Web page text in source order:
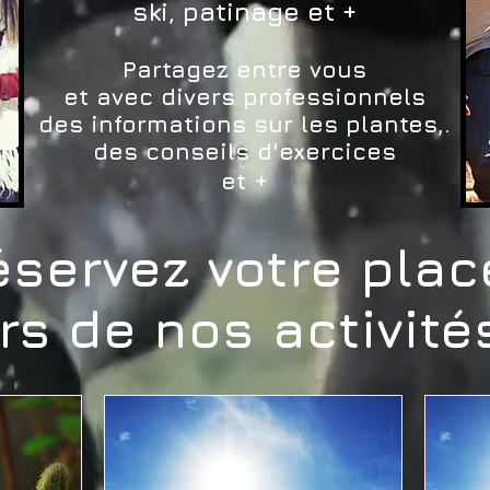
ski, patinage et +
Partagez entre vous
et avec divers professionnels
des informations sur les plantes,.
des conseils d'exercices
et +
votre
de nos